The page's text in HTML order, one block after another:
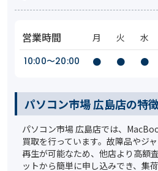
営業時間 月 火 水
10:00〜20:00
● ● ●
パソコン市場 広島店の特徴
パソコン市場 広島店では、
買取を行っています。故障品やジ
再生が可能なため、他店より高額
ットから簡単に申し込みでき、集